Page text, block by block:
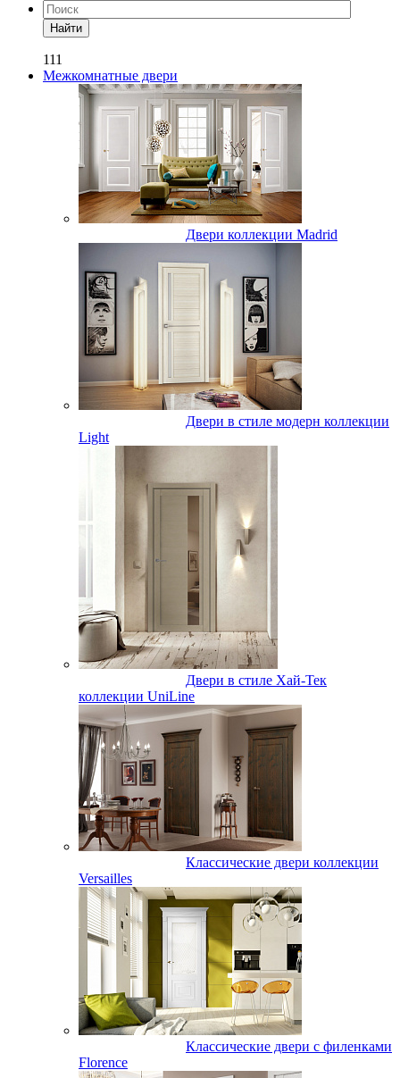
Найти
111
Межкомнатные двери
Двери коллекции Madrid
Двери в стиле модерн коллекции
Light
Двери в стиле Хай-Тек
коллекции UniLine
Классические двери коллекции
Versailles
Классические двери с филенками
Florence